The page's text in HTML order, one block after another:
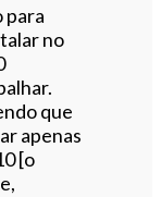
para
no
que
apenas
[o